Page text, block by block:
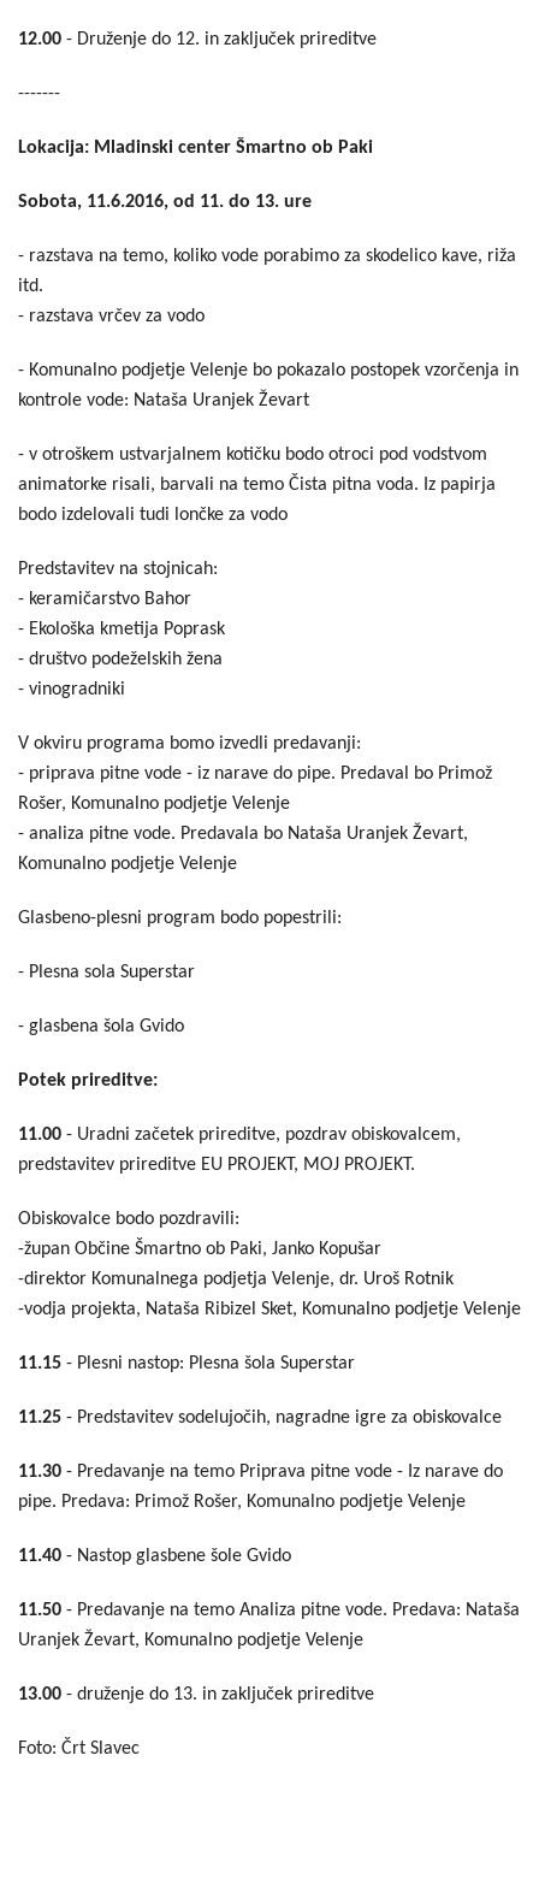
12.00 - Druženje do 12. in zaključek prireditve
-------
Lokacija: Mladinski center Šmartno ob Paki
Sobota, 11.6.2016, od 11. do 13. ure
- razstava na temo, koliko vode porabimo za skodelico kave, riža
itd.
- razstava vrčev za vodo
- Komunalno podjetje Velenje bo pokazalo postopek vzorčenja in
kontrole vode: Nataša Uranjek Ževart
- v otroškem ustvarjalnem kotičku bodo otroci pod vodstvom
animatorke risali, barvali na temo Čista pitna voda. Iz papirja
bodo izdelovali tudi lončke za vodo
Predstavitev na stojnicah:
- keramičarstvo Bahor
- Ekološka kmetija Poprask
- društvo podeželskih žena
- vinogradniki
V okviru programa bomo izvedli predavanji:
- priprava pitne vode - iz narave do pipe. Predaval bo Primož
Rošer, Komunalno podjetje Velenje
- analiza pitne vode. Predavala bo Nataša Uranjek Ževart,
Komunalno podjetje Velenje
Glasbeno-plesni program bodo popestrili:
- Plesna sola Superstar
- glasbena šola Gvido
Potek prireditve:
11.00 - Uradni začetek prireditve, pozdrav obiskovalcem,
predstavitev prireditve EU PROJEKT, MOJ PROJEKT.
Obiskovalce bodo pozdravili:
-župan Občine Šmartno ob Paki, Janko Kopušar
-direktor Komunalnega podjetja Velenje, dr. Uroš Rotnik
-vodja projekta, Nataša Ribizel Sket, Komunalno podjetje Velenje
11.15 - Plesni nastop: Plesna šola Superstar
11.25 - Predstavitev sodelujočih, nagradne igre za obiskovalce
11.30 - Predavanje na temo Priprava pitne vode - Iz narave do
pipe. Predava: Primož Rošer, Komunalno podjetje Velenje
11.40 - Nastop glasbene šole Gvido
11.50 - Predavanje na temo Analiza pitne vode. Predava: Nataša
Uranjek Ževart, Komunalno podjetje Velenje
13.00 - druženje do 13. in zaključek prireditve
Foto: Črt Slavec